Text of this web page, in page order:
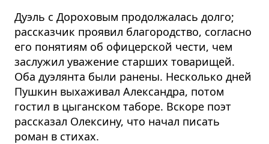
Дуэль с Дороховым продолжалась долго;
рассказчик проявил благородство, согласно
его понятиям об офицерской чести, чем
заслужил уважение старших товарищей.
Оба дуэлянта были ранены. Несколько дней
Пушкин выхаживал Александра, потом
гостил в цыганском таборе. Вскоре поэт
рассказал Олексину, что начал писать
роман в стихах.